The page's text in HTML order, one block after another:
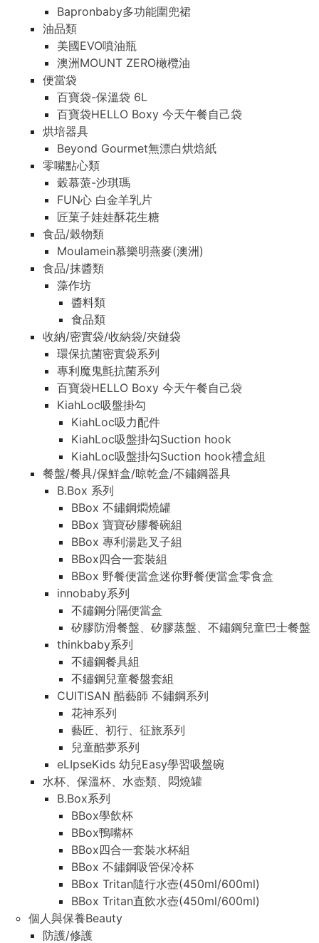
Bapronbaby多功能圍兜裙
油品類
美國EVO噴油瓶
澳洲MOUNT ZERO橄欖油
便當袋
百寶袋-保溫袋 6L
百寶袋HELLO Boxy 今天午餐自己袋
烘培器具
Beyond Gourmet無漂白烘焙紙
零嘴點心類
穀慕蒎-沙琪瑪
FUN心 白金羊乳片
匠菓子娃娃酥花生糖
食品/穀物類
Moulamein慕樂明燕麥(澳洲)
食品/抹醬類
藻作坊
醬料類
食品類
收納/密實袋/收納袋/夾鏈袋
環保抗菌密實袋系列
專利魔鬼氈抗菌系列
百寶袋HELLO Boxy 今天午餐自己袋
KiahLoc吸盤掛勾
KiahLoc吸力配件
KiahLoc吸盤掛勾Suction hook
KiahLoc吸盤掛勾Suction hook禮盒組
餐盤/餐具/保鮮盒/晾乾盒/不鏽鋼器具
B.Box 系列
BBox 不鏽鋼燜燒罐
BBox 寶寶矽膠餐碗組
BBox 專利湯匙叉子組
BBox四合一套裝組
BBox 野餐便當盒迷你野餐便當盒零食盒
innobaby系列
不鏽鋼分隔便當盒
矽膠防滑餐盤、矽膠蒸盤、不鏽鋼兒童巴士餐盤
thinkbaby系列
不鏽鋼餐具組
不鏽鋼兒童餐盤套組
CUITISAN 酷藝師 不鏽鋼系列
花神系列
藝匠、初行、征旅系列
兒童酷夢系列
eLIpseKids 幼兒Easy學習吸盤碗
水杯、保溫杯、水壺類、悶燒罐
B.Box系列
BBox學飲杯
BBox鴨嘴杯
BBox四合一套裝水杯組
BBox 不鏽鋼吸管保冷杯
BBox Tritan隨行水壺(450ml/600ml)
BBox Tritan直飲水壺(450ml/600ml)
個人與保養Beauty
防護/修護